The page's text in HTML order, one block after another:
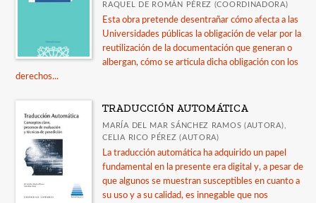
RAQUEL DE ROMÁN PÉREZ (COORDINADORA)
Esta obra pretende desentrañar cómo afecta a las
Universidades públicas la obligación de velar por la
reutilización de la documentación que generan o
albergan, cómo se articula dicha obligación con los
derechos...
TRADUCCIÓN AUTOMÁTICA
MARÍA DEL MAR SÁNCHEZ RAMOS (AUTORA),
CELIA RICO PÉREZ (AUTORA)
La traducción automática ha adquirido un papel
fundamental en la presente era digital y, a pesar de
que algunos se muestran susceptibles en cuanto a
su uso y a su calidad, es innegable que nos